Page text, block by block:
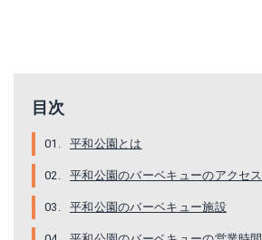
目次
平和公園とは
平和公園のバーベキューのアクセス
平和公園のバーベキュー施設